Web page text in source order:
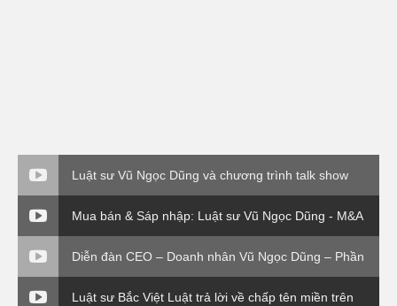
Luật sư Vũ Ngọc Dũng và chương trình talk show
Thuế và cuộc sống.
Mua bán & Sáp nhập: Luật sư Vũ Ngọc Dũng - M&A
về vụ EVN( P3)
Diễn đàn CEO – Doanh nhân Vũ Ngọc Dũng – Phần
4
Luật sư Bắc Việt Luật trả lời về chấp tên miền trên